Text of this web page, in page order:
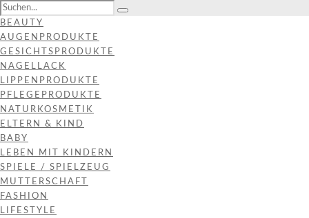
BEAUTY
AUGENPRODUKTE
GESICHTSPRODUKTE
NAGELLACK
LIPPENPRODUKTE
PFLEGEPRODUKTE
NATURKOSMETIK
ELTERN & KIND
BABY
LEBEN MIT KINDERN
SPIELE / SPIELZEUG
MUTTERSCHAFT
FASHION
LIFESTYLE